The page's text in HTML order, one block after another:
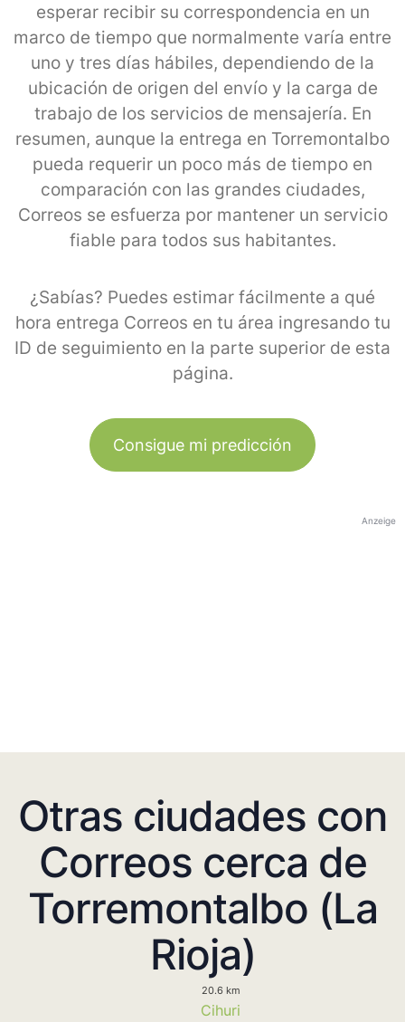
esperar recibir su correspondencia en un
marco de tiempo que normalmente varía entre
uno y tres días hábiles, dependiendo de la
ubicación de origen del envío y la carga de
trabajo de los servicios de mensajería. En
resumen, aunque la entrega en Torremontalbo
pueda requerir un poco más de tiempo en
comparación con las grandes ciudades,
Correos se esfuerza por mantener un servicio
fiable para todos sus habitantes.
¿Sabías? Puedes estimar fácilmente a qué
hora entrega Correos en tu área ingresando tu
ID de seguimiento en la parte superior de esta
página.
Consigue mi predicción
Anzeige
Otras ciudades con
Correos cerca de
Torremontalbo (La
Rioja)
20.6 km
Cihuri